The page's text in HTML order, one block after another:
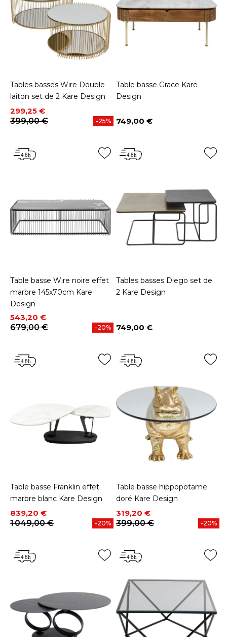
Tables basses Wire Double
laiton set de 2 Kare Design
Prix
299,25 €
Prix de base
399,00 €
-25%
Table basse Grace Kare
Design
Prix
749,00 €
Table basse Wire noire effet
marbre 145x70cm Kare
Design
Prix
543,20 €
Prix de base
679,00 €
-20%
Tables basses Diego set de
2 Kare Design
Prix
749,00 €
Table basse Franklin effet
marbre blanc Kare Design
Prix
839,20 €
Prix de base
1 049,00 €
-20%
Table basse hippopotame
doré Kare Design
Prix
319,20 €
Prix de base
399,00 €
-20%